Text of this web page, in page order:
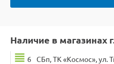
Наличие в магазинах
6 СБп, ТК «Космос», ул.